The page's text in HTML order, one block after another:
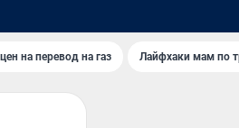
на перевод на газ Лайфхаки мам по